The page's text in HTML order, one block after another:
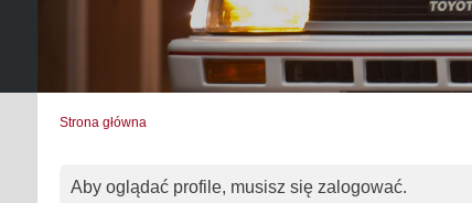
Strona główna
Aby oglądać profile, musisz się zalogować.